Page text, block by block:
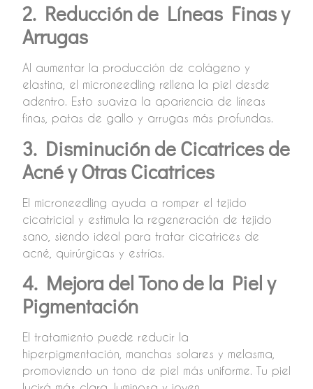
2. Reducción de Líneas Finas y
Arrugas
Al aumentar la producción de colágeno y
elastina, el microneedling rellena la piel desde
adentro. Esto suaviza la apariencia de líneas
finas, patas de gallo y arrugas más profundas.
3. Disminución de Cicatrices de
Acné y Otras Cicatrices
El microneedling ayuda a romper el tejido
cicatricial y estimula la regeneración de tejido
sano, siendo ideal para tratar cicatrices de
acné, quirúrgicas y estrías.
4. Mejora del Tono de la Piel y
Pigmentación
El tratamiento puede reducir la
hiperpigmentación, manchas solares y melasma,
promoviendo un tono de piel más uniforme. Tu piel